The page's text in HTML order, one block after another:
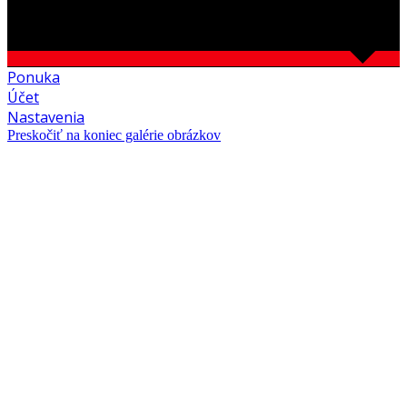
Ponuka
Účet
Nastavenia
Preskočiť na koniec galérie obrázkov